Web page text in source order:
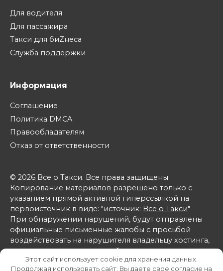
Для водителя
Для пассажира
Такси для биZнеса
Служба поддержки
Информация
Соглашение
Политика DMCA
Правообладателям
Отказ от ответственности
© 2026 Все о Такси. Все права защищены.
Копирование материалов разрешено только с
указанием прямой активной гиперссылкой на
первоисточник в виде: "источник: Все о Такси"
При обнаружении нарушений, будут отправлены
официальные письменные жалобы с просьбой
воздействовать на нарушителя владельцу хостинга,
на котором расположен сайт-нарушитель, а также в
поисковые системы Яндекс и Google.
Этот сайт использует cookie для хранения данных.
Продолжая использовать сайт, Вы даете свое согласие на